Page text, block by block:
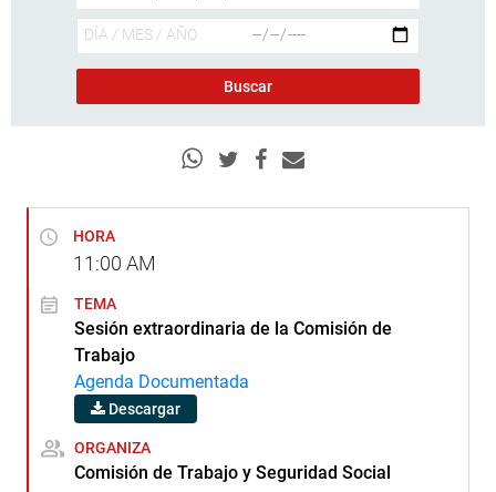
HORA
11:00 AM
TEMA
Sesión extraordinaria de la Comisión de
Trabajo
Agenda Documentada
Descargar
ORGANIZA
Comisión de Trabajo y Seguridad Social